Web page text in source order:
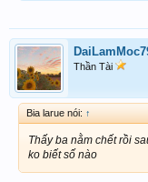
Thần Tài
Bia larue nói: ↑
Thấy ba nằm chết rồi
ko biết số nào